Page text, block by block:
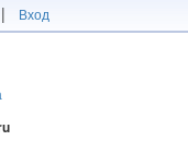
| Вход